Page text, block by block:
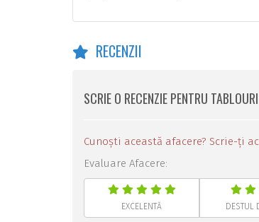
RECENZII
SCRIE O RECENZIE PENTRU
Cunoști această afacere? Scrie-ți
Evaluare Afacere:
EXCELENTĂ DESTUL